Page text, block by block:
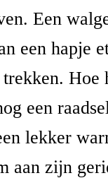
Een
een hapje
een
lekker
aan zijn